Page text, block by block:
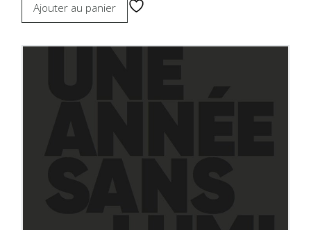
Ajouter au panier